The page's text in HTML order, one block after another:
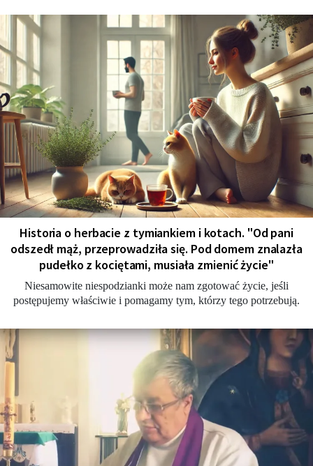
Historia o herbacie z tymiankiem i kotach. "Od pani
odszedł mąż, przeprowadziła się. Pod domem znalazła
pudełko z kociętami, musiała zmienić życie"
Niesamowite niespodzianki może nam zgotować życie, jeśli
postępujemy właściwie i pomagamy tym, którzy tego potrzebują.